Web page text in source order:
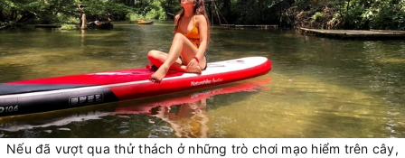
Nếu đã vượt qua thử thách ở những trò chơi mạo hiểm trên cây,